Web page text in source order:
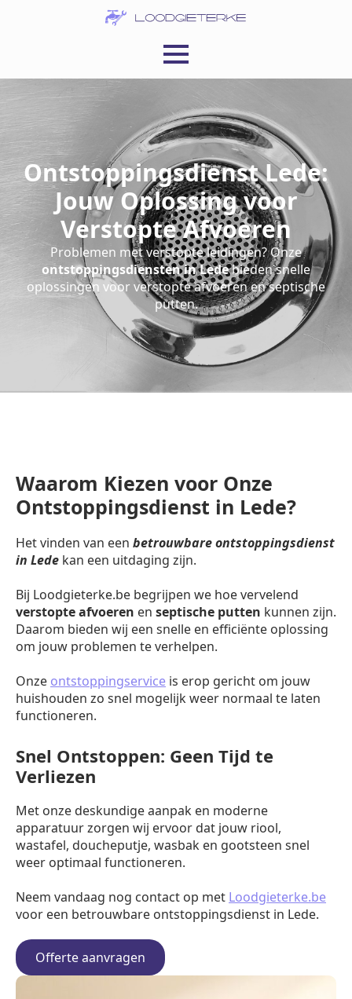
Ontstoppingsdienst Lede:
Jouw Oplossing voor
Verstopte Afvoeren
Problemen met verstopte leidingen? Onze
ontstoppingsdiensten in Ledebieden snelle
oplossingen voor verstopte afvoeren en septische
putten.
Waarom Kiezen voor Onze
Ontstoppingsdienst in Lede?
Het vinden van een betrouwbare ontstoppingsdienst
in Lede kan een uitdaging zijn.
Bij Loodgieterke.be begrijpen we hoe vervelend
verstopte afvoeren en septische putten kunnen zijn.
Daarom bieden wij een snelle en efficiënte oplossing
om jouw problemen te verhelpen.
Onze ontstoppingservice is erop gericht om jouw
huishouden zo snel mogelijk weer normaal te laten
functioneren.
Snel Ontstoppen: Geen Tijd te
Verliezen
Met onze deskundige aanpak en moderne
apparatuur zorgen wij ervoor dat jouw riool,
wastafel, doucheputje, wasbak en gootsteen snel
weer optimaal functioneren.
Neem vandaag nog contact op met Loodgieterke.be
voor een betrouwbare ontstoppingsdienst in Lede.
Offerte aanvragen